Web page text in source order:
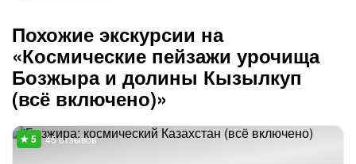
Похожие экскурсии на
«Космические пейзажи урочища
Бозжыра и долины Кызылкуп
(всё включено)»
45 отзывов